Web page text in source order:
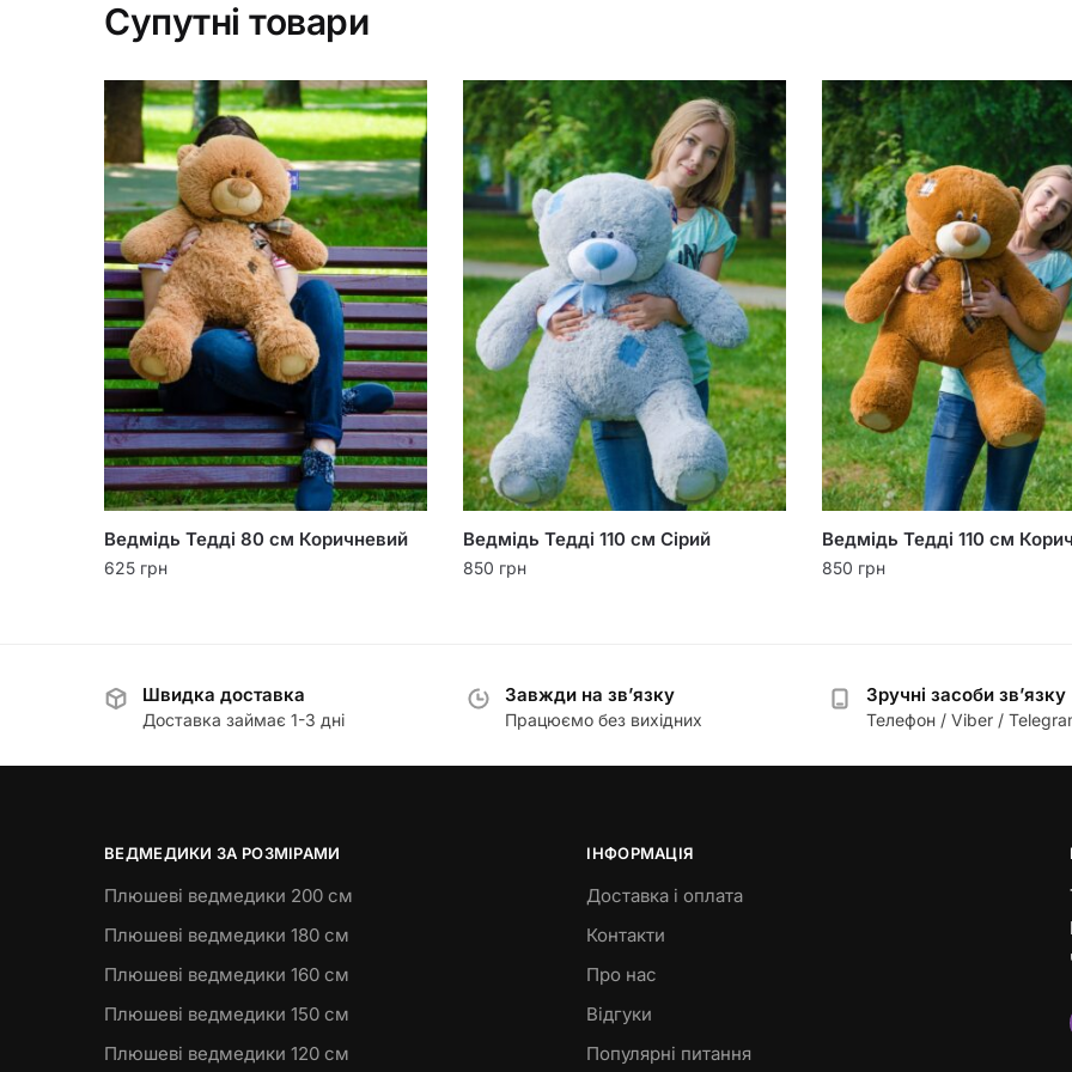
Супутні товари
Ведмідь Тедді 80 см Коричневий
625 грн
Ведмідь Тедді 110 см Сірий
850 грн
Ведмідь Тедді 110 см
850 грн
Швидка доставка
Доставка займає 1-3 дні
Завжди на зв’язку
Працюємо без вихідних
Зручні засоби зв’язку
Телефон / Viber /
ВЕДМЕДИКИ ЗА РОЗМІРАМИ
Плюшеві ведмедики 200 см
Плюшеві ведмедики 180 см
Плюшеві ведмедики 160 см
Плюшеві ведмедики 150 см
Плюшеві ведмедики 120 см
ІНФОРМАЦІЯ
Доставка і оплата
Контакти
Про нас
Відгуки
Популярні питання